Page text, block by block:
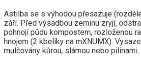
Astilba se s výhodou přesazuje
září. Před výsadbou zeminu zryjí,
pohnojí půdu kompostem, rozloženou
hnojem (2 kbelíky na mXNUMX).
mulčovány kůrou, slámou nebo pilinami.